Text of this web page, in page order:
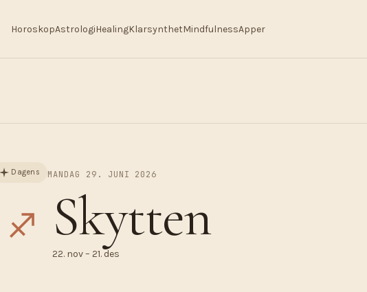
HoroskopAstrologiHealingKlarsynthetMindfulnessApper
Dagens MANDAG 29. JUNI 2026
♐︎ Skytten
22. nov – 21. des